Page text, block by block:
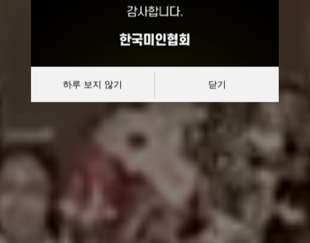
대한민국 한복모델 선발대회
하루 보지 않기 닫기